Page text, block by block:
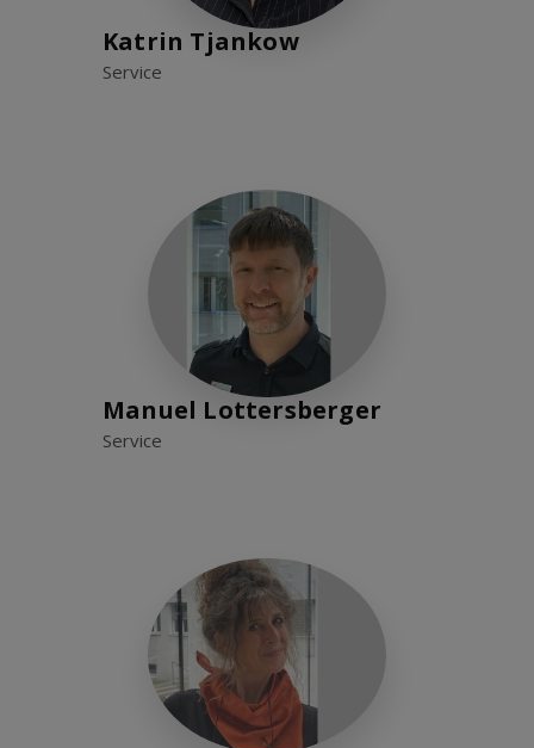
Katrin Tjankow
Service
Manuel Lottersberger
Service